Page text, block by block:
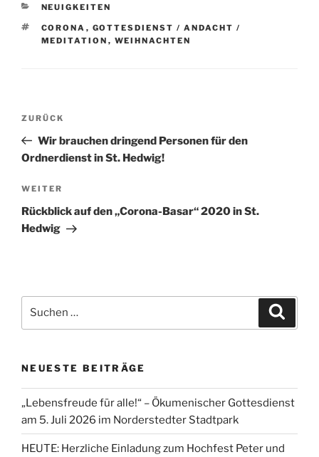
KATEGORIEN
NEUIGKEITEN
SCHLAGWÖRTER
CORONA , GOTTESDIENST / ANDACHT /
MEDITATION , WEIHNACHTEN
Beitragsnavigation
Vorheriger
Beitrag
ZURÜCK
Wir brauchen dringend Personen für den
Ordnerdienst in St. Hedwig!
Nächster
Beitrag
WEITER
Rückblick auf den „Corona-Basar“ 2020 in St.
Hedwig
nach:
NEUESTE BEITRÄGE
„Lebensfreude für alle!“ – Ökumenischer Gottesdienst
am 5. Juli 2026 im Norderstedter Stadtpark
HEUTE: Herzliche Einladung zum Hochfest Peter und